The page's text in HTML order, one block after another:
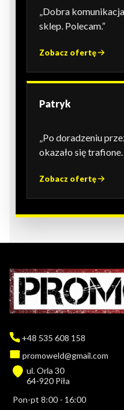
„Dobra
sklep. Polecam.”
Zobacz ofertę
Patryk
„Po doradzeniu
okazało się
Zobacz ofertę
+48 535 608 158
promoweld@gmail.com
ul. Orla 30
64-920 Piła
Pon-pt 8:00 - 16:00